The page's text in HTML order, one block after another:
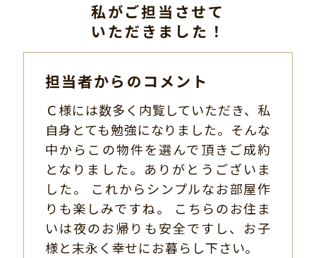
私がご担当させて
いただきました！
担当者からのコメント
Ｃ様には数多く内覧していただき、私
自身とても勉強になりました。そんな
中からこの物件を選んで頂きご成約
となりました。ありがとうございま
した。 これからシンプルなお部屋作
りも楽しみですね。 こちらのお住ま
いは夜のお帰りも安全ですし、お子
様と末永く幸せにお暮らし下さい。